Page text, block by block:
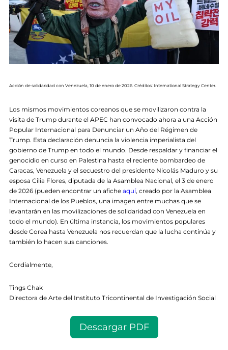
Acción de solidaridad con Venezuela, 10 de enero de 2026. Créditos: International Strategy Center.
Los mismos movimientos coreanos que se movilizaron contra la
visita de Trump durante el APEC han convocado ahora a una Acción
Popular Internacional para Denunciar un Año del Régimen de
Trump. Esta declaración denuncia la violencia imperialista del
gobierno de Trump en todo el mundo. Desde respaldar y financiar el
genocidio en curso en Palestina hasta el reciente bombardeo de
Caracas, Venezuela y el secuestro del presidente Nicolás Maduro y su
esposa Cilia Flores, diputada de la Asamblea Nacional, el 3 de enero
de 2026 (pueden encontrar un afiche aquí, creado por la Asamblea
Internacional de los Pueblos, una imagen entre muchas que se
levantarán en las movilizaciones de solidaridad con Venezuela en
todo el mundo). En última instancia, los movimientos populares
desde Corea hasta Venezuela nos recuerdan que la lucha continúa y
también lo hacen sus canciones.
Cordialmente,
Tings Chak
Directora de Arte del Instituto Tricontinental de Investigación Social
Descargar PDF